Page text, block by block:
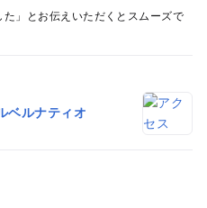
た」とお伝えいただくとスムーズで
ベルナティオ